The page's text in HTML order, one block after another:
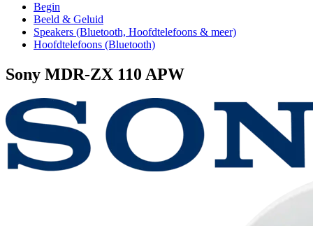
Begin
Beeld & Geluid
Speakers (Bluetooth, Hoofdtelefoons & meer)
Hoofdtelefoons (Bluetooth)
Sony MDR-ZX 110 APW